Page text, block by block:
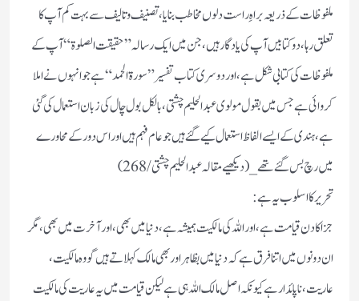
ملفوظات کے ذریعہ براہِ راست دلوں مخاطب بنایا،تصنیف و تالیف سے بہت کم آپ کا
تعلق رہا، دو کتابیں آپ کی یادگار ہیں، جن میں ایک رسالہ ”حقیقت الصلوة“آپ کے
ملفوظات کی کتابی شکل ہے، اور دوسری کتاب تفسیر ”سورۃ الحمد“ ہے جو انہوں نے املا
کروائی ہے جس میں بقول مولوی عبدالحلیم چشتی، بالکل بول چال کی زبان استعمال کی گئی
ہے، ہندی کے ایسے الفاظ استعمال کیے گئے ہیں جو عام فہم ہیں اور اس دور کے محاورے
میں رچ بس گئے تھے_(دیکھیے مقالہ عبدالحلیم چشتی/268)
تحریر کا اسلوب یہ ہے:
جزا کا دن قیامت ہے، اور اللہ کی مالکیت ہمیشہ ہے، دنیا میں بھی، اور آخرت میں بھی، مگر
ان دونوں میں اتنا فرق ہے کہ دنیا میں بظاہر اور بھی مالک کہلاتے ہیں گو وہ مالکیت،
عاریت ، ناپائدار ہے کیونکہ اصل مالک اللہ ہی ہے لیکن قیامت میں یہ عاریت کی مالکیت